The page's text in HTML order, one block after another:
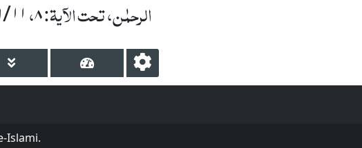
الرحمٰن، تحت الآیۃ:۸،۱۱/
Islami.